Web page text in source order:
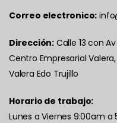
Correo electronico:
Dirección: Calle 13 con Av
Centro Empresarial Valera,
Valera Edo Trujillo
Horario de trabajo:
Lunes a Viernes 9:00am a